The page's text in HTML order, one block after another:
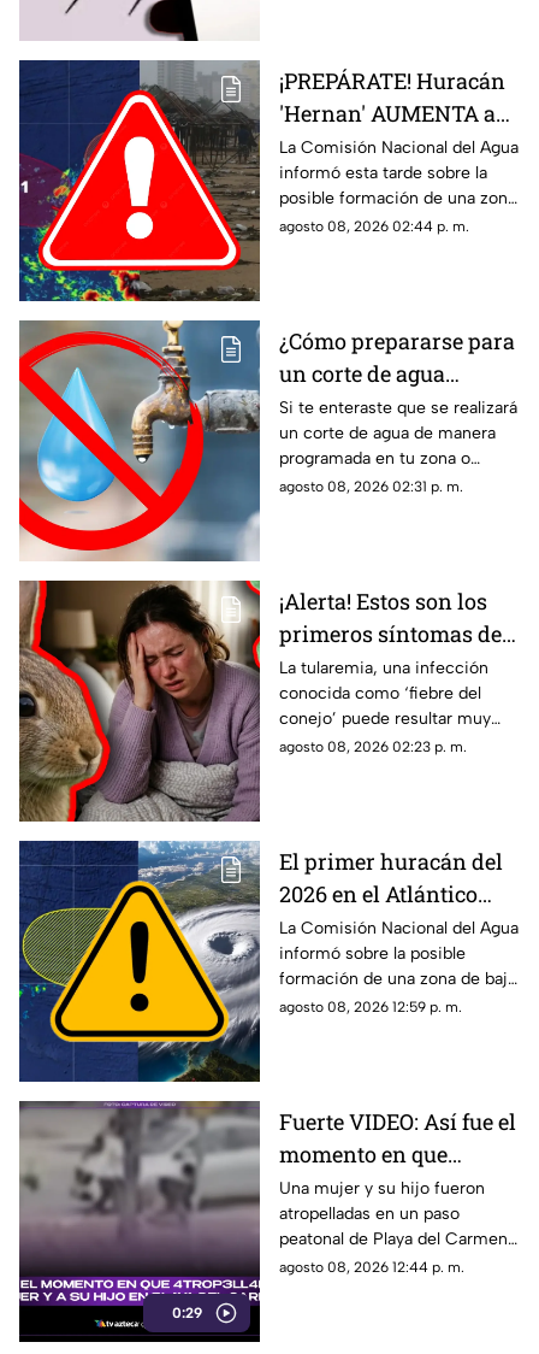
¡PREPÁRATE! Huracán
'Hernan' AUMENTA a
70% su probabilidad de
desarrollo y esta es la
ubicación exacta del
potencial ciclón
La Comisión Nacional del Agua
informó esta tarde sobre la
posible formación de una zona
de baja presión con potencial
agosto 08, 2026 02:44 p. m.
¿Cómo prepararse para
un corte de agua
programado? Esto
puedes hacer ante la
suspensión del servicio
Si te enteraste que se realizará
un corte de agua de manera
programada en tu zona o
simplemente de quedaste sin
agosto 08, 2026 02:31 p. m.
¡Alerta! Estos son los
primeros síntomas de
la ‘fiebre del conejo’ y lo
que debes saber sobre
el contagio de
tularemia
La tularemia, una infección
conocida como ‘fiebre del
conejo’ puede resultar muy
grave y aquí te compartimos
agosto 08, 2026 02:23 p. m.
El primer huracán del
2026 en el Atlántico
podría formarse en 7
días: ¿Cuál es la
probabilidad de
desarrollo ciclónico?
La Comisión Nacional del Agua
informó sobre la posible
formación de una zona de baja
presión en el Atlántico, misma
agosto 08, 2026 12:59 p. m.
0:29
Fuerte VIDEO: Así fue el
momento en que
4tr0p3ll4n a una mujer
y a su hijo en un paso
peatonal de Playa del
Carmen
Una mujer y su hijo fueron
atropelladas en un paso
peatonal de Playa del Carmen.
Cámara de seguridad captó el
agosto 08, 2026 12:44 p. m.